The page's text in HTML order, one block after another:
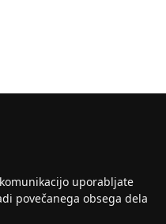
uporabljate
povečanega obsega dela